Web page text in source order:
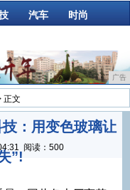
汽车 时尚
广告
正文
技：用变色玻璃让
”!
阅读：500